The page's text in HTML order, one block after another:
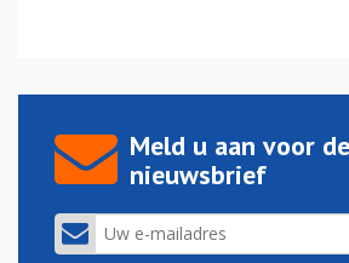
Meld u aan voor de
nieuwsbrief